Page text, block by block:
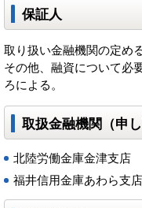
保証人
取り扱い金融機関の定め
その他、融資について必
ろによる。
取扱金融機関（申し
北陸労働金庫金津支店
福井信用金庫あわら支店